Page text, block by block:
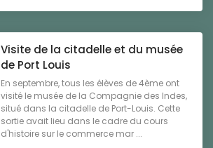
Visite de la citadelle et du musée
de Port Louis
En septembre, tous les élèves de 4ème ont
visité le musée de la Compagnie des Indes,
situé dans la citadelle de Port-Louis. Cette
sortie avait lieu dans le cadre du cours
d'histoire sur le commerce mar ...